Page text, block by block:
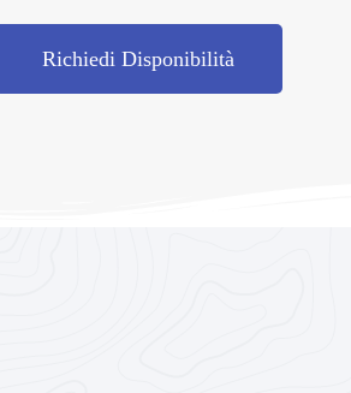
Richiedi Disponibilità